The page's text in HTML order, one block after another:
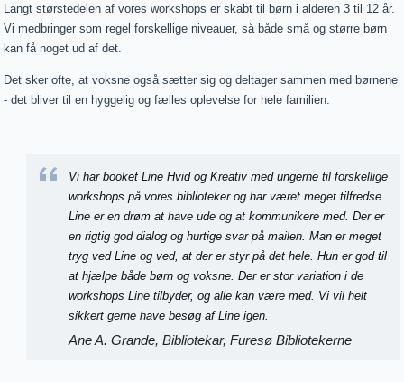
Langt størstedelen af vores workshops er skabt til børn i alderen 3 til 12 år.
Vi medbringer som regel forskellige niveauer, så både små og større børn
kan få noget ud af det.
Det sker ofte, at voksne også sætter sig og deltager sammen med børnene
- det bliver til en hyggelig og fælles oplevelse for hele familien.
Vi har booket Line Hvid og Kreativ med ungerne til forskellige
workshops på vores biblioteker og har været meget tilfredse.
Line er en drøm at have ude og at kommunikere med. Der er
en rigtig god dialog og hurtige svar på mailen. Man er meget
tryg ved Line og ved, at der er styr på det hele. Hun er god til
at hjælpe både børn og voksne. Der er stor variation i de
workshops Line tilbyder, og alle kan være med. Vi vil helt
sikkert gerne have besøg af Line igen.
Ane A. Grande, Bibliotekar, Furesø Bibliotekerne